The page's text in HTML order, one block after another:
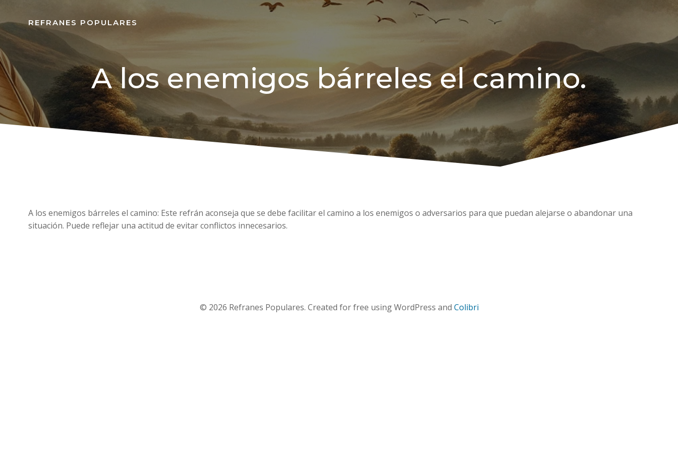
REFRANES POPULARES
A los enemigos bárreles el camino.
A los enemigos bárreles el camino: Este refrán aconseja que se debe facilitar el camino a los enemigos o adversarios para que puedan alejarse o abandonar una
situación. Puede reflejar una actitud de evitar conflictos innecesarios.
© 2026 Refranes Populares. Created for free using WordPress and Colibri